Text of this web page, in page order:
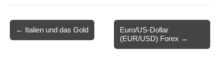
navigation
← Italien und das Gold
Euro/US-Dollar
(EUR/USD) Forex →